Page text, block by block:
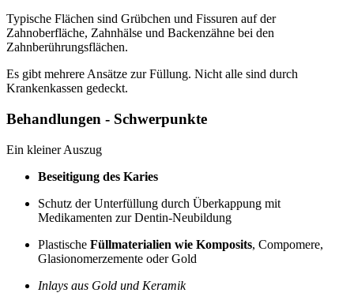
Typische Flächen sind Grübchen und Fissuren auf der
Zahnoberfläche, Zahnhälse und Backenzähne bei den
Zahnberührungsflächen.
Es gibt mehrere Ansätze zur Füllung. Nicht alle sind durch
Krankenkassen gedeckt.
Behandlungen - Schwerpunkte
Ein kleiner Auszug
Beseitigung des Karies
Schutz der Unterfüllung durch Überkappung mit
Medikamenten zur Dentin-Neubildung
Plastische Füllmaterialien wie Komposits, Compomere,
Glasionomerzemente oder Gold
Inlays aus Gold und Keramik